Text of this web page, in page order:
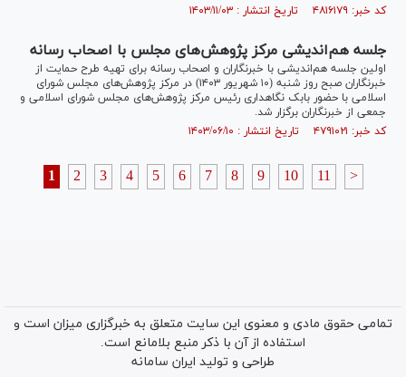
کد خبر: ۴۸۱۶۱۷۹ تاریخ انتشار : ۱۴۰۳/۱۱/۰۳
جلسه هم‌اندیشی مرکز پژوهش‌های مجلس با اصحاب رسانه
اولین جلسه هم‌اندیشی با خبرنگاران و اصحاب رسانه برای تهیه طرح حمایت از
خبرنگاران صبح روز شنبه (۱۰ شهریور ۱۴۰۳) در مرکز پژوهش‌های مجلس شورای
اسلامی با حضور بابک نگاهداری رئیس مرکز پژوهش‌های مجلس شورای اسلامی و
جمعی از خبرنگاران برگزار شد.
کد خبر: ۴۷۹۱۰۲۱ تاریخ انتشار : ۱۴۰۳/۰۶/۱۰
1 2 3 4 5 6 7 8 9 10 11 >
تمامی حقوق مادی و معنوی این سایت متعلق به خبرگزاری میزان است و
استفاده از آن با ذکر منبع بلامانع است.
طراحی و تولید ایران سامانه